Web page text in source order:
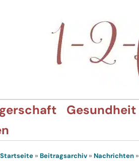
Gesundheit
Startseite» Beitragsarchiv» Nachrichten»